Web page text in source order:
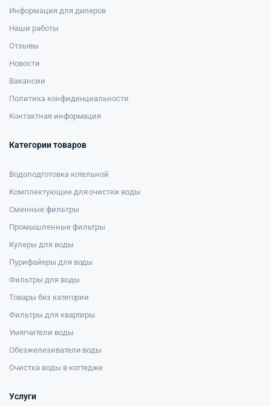
Информация для дилеров
Наши работы
Отзывы
Новости
Вакансии
Политика конфиденциальности
Контактная информация
Категории товаров
Водоподготовка котельной
Комплектующие для очистки воды
Сменные фильтры
Промышленные фильтры
Кулеры для воды
Пурифайеры для воды
Фильтры для воды
Товары без категории
Фильтры для квартиры
Умягчители воды
Обезжелезиватели воды
Очистка воды в коттедже
Услуги